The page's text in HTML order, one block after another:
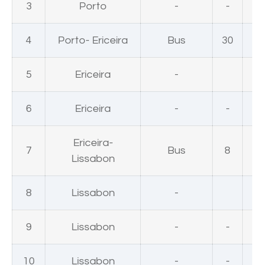
3 Porto - -
4 Porto- Ericeira Bus 30
5 Ericeira -
6 Ericeira - -
7
Ericeira-
Lissabon
Bus 8
8 Lissabon -
9 Lissabon - -
10 Lissabon - -